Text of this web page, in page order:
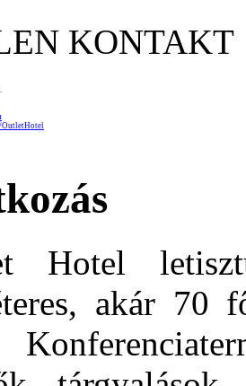
KONTAKT
OutletHotel
Hotel
akár 70